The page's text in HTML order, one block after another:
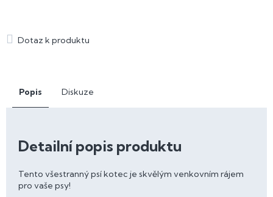
Popis Diskuze
Detailní popis produktu
Tento všestranný psí kotec je skvělým venkovním rájem
pro vaše psy!